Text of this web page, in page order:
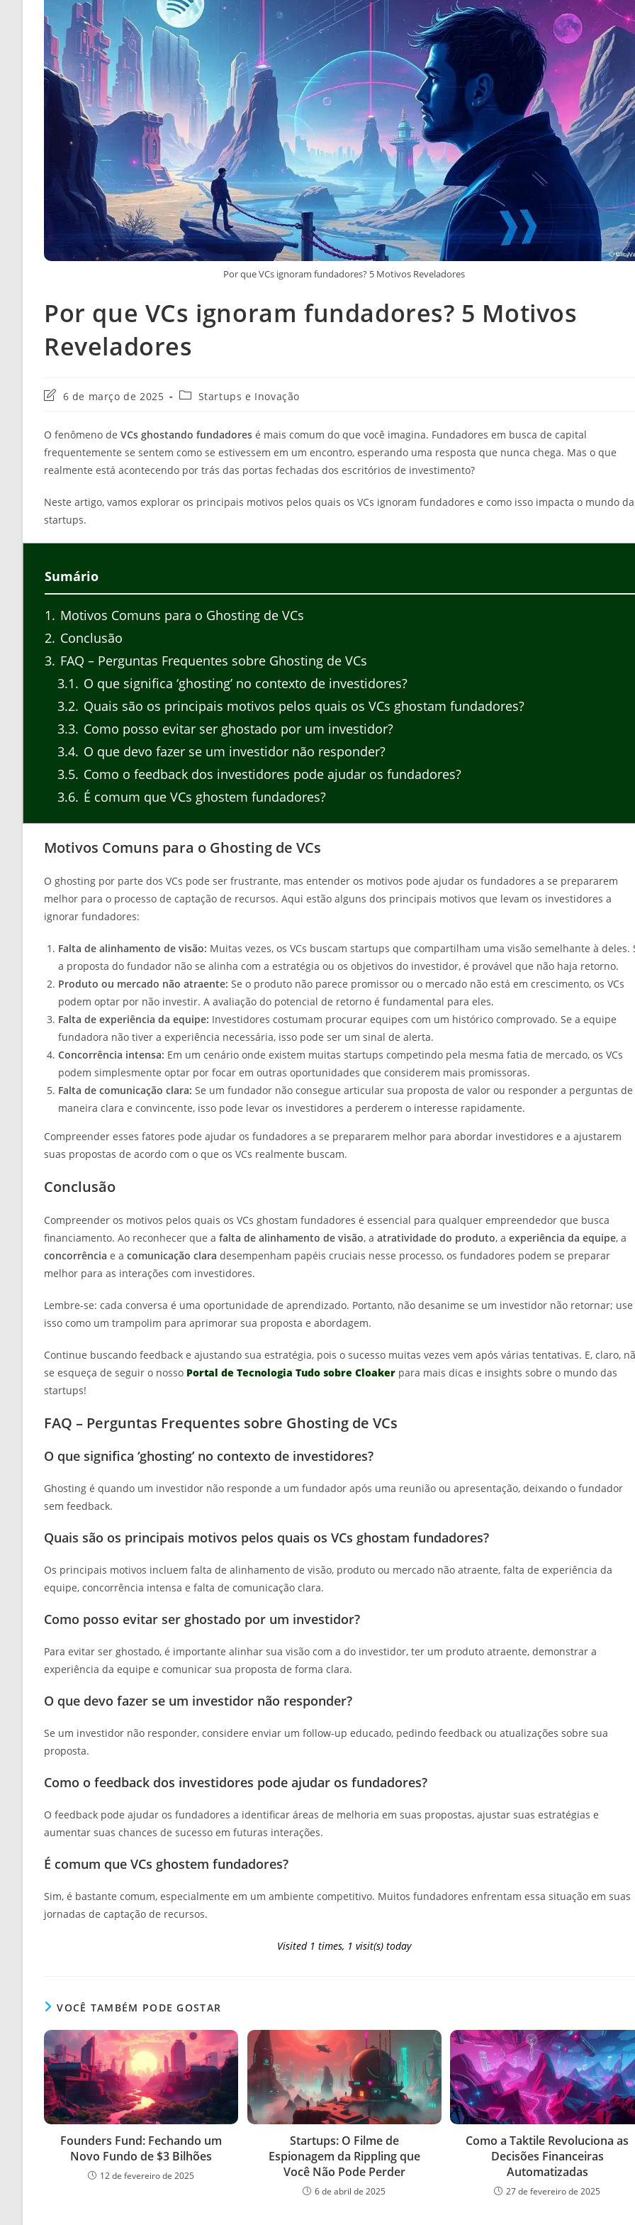
Por que VCs ignoram fundadores? 5 Motivos Reveladores
Por que VCs ignoram fundadores? 5 Motivos
Reveladores
Última
post:
6 de março de 2025
Categoria
Startups e Inovação
O fenômeno de VCs ghostando fundadores é mais comum do que você imagina. Fundadores em busca de capital
frequentemente se sentem como se estivessem em um encontro, esperando uma resposta que nunca chega. Mas o que
realmente está acontecendo por trás das portas fechadas dos escritórios de investimento?
Neste artigo, vamos explorar os principais motivos pelos quais os VCs ignoram fundadores e como isso impacta o mundo
startups.
Sumário
1
Motivos Comuns para o Ghosting de VCs
2 Conclusão
3 FAQ – Perguntas Frequentes sobre Ghosting de VCs
3.1
O que significa ‘ghosting’ no contexto de investidores?
3.2 Quais são os principais motivos pelos quais os VCs ghostam fundadores?
3.3 Como posso evitar ser ghostado por um investidor?
3.4 O que devo fazer se um investidor não responder?
3.5 Como o feedback dos investidores pode ajudar os fundadores?
3.6 É comum que VCs ghostem fundadores?
Motivos Comuns para o Ghosting de VCs
O ghosting por parte dos VCs pode ser frustrante, mas entender os motivos pode ajudar os fundadores a se prepararem
melhor para o processo de captação de recursos. Aqui estão alguns dos principais motivos que levam os investidores a
ignorar fundadores:
Falta de alinhamento de visão: Muitas vezes, os VCs buscam startups que compartilham uma visão semelhante à deles.
a proposta do fundador não se alinha com a estratégia ou os objetivos do investidor, é provável que não haja retorno.
Produto ou mercado não atraente: Se o produto não parece promissor ou o mercado não está em crescimento, os VCs
podem optar por não investir. A avaliação do potencial de retorno é fundamental para eles.
Falta de experiência da equipe: Investidores costumam procurar equipes com um histórico comprovado. Se a equipe
fundadora não tiver a experiência necessária, isso pode ser um sinal de alerta.
Concorrência intensa: Em um cenário onde existem muitas startups competindo pela mesma fatia de mercado, os VCs
podem simplesmente optar por focar em outras oportunidades que considerem mais promissoras.
Falta de comunicação clara: Se um fundador não consegue articular sua proposta de valor ou responder a perguntas de
maneira clara e convincente, isso pode levar os investidores a perderem o interesse rapidamente.
Compreender esses fatores pode ajudar os fundadores a se prepararem melhor para abordar investidores e a ajustarem
suas propostas de acordo com o que os VCs realmente buscam.
Conclusão
Compreender os motivos pelos quais os VCs ghostam fundadores é essencial para qualquer empreendedor que busca
financiamento. Ao reconhecer que a falta de alinhamento de visão, a atratividade do produto, a experiência da equipe, a
concorrência e a comunicação clara desempenham papéis cruciais nesse processo, os fundadores podem se preparar
melhor para as interações com investidores.
Lembre-se: cada conversa é uma oportunidade de aprendizado. Portanto, não desanime se um investidor não retornar; use
isso como um trampolim para aprimorar sua proposta e abordagem.
Continue buscando feedback e ajustando sua estratégia, pois o sucesso muitas vezes vem após várias tentativas. E, claro,
se esqueça de seguir o nosso Portal de Tecnologia Tudo sobre Cloaker para mais dicas e insights sobre o mundo das
startups!
FAQ – Perguntas Frequentes sobre Ghosting de VCs
O que significa ‘ghosting’ no contexto de investidores?
Ghosting é quando um investidor não responde a um fundador após uma reunião ou apresentação, deixando o fundador
sem feedback.
Quais são os principais motivos pelos quais os VCs ghostam fundadores?
Os principais motivos incluem falta de alinhamento de visão, produto ou mercado não atraente, falta de experiência da
equipe, concorrência intensa e falta de comunicação clara.
Como posso evitar ser ghostado por um investidor?
Para evitar ser ghostado, é importante alinhar sua visão com a do investidor, ter um produto atraente, demonstrar a
experiência da equipe e comunicar sua proposta de forma clara.
O que devo fazer se um investidor não responder?
Se um investidor não responder, considere enviar um follow-up educado, pedindo feedback ou atualizações sobre sua
proposta.
Como o feedback dos investidores pode ajudar os fundadores?
O feedback pode ajudar os fundadores a identificar áreas de melhoria em suas propostas, ajustar suas estratégias e
aumentar suas chances de sucesso em futuras interações.
É comum que VCs ghostem fundadores?
Sim, é bastante comum, especialmente em um ambiente competitivo. Muitos fundadores enfrentam essa situação em suas
jornadas de captação de recursos.
Visited 1 times, 1 visit(s) today
VOCÊ TAMBÉM PODE GOSTAR
Founders Fund: Fechando um
Novo Fundo de $3 Bilhões
12 de fevereiro de 2025
Startups: O Filme de
Espionagem da Rippling que
Você Não Pode Perder
6 de abril de 2025
Como a Taktile Revoluciona as
Decisões Financeiras
Automatizadas
27 de fevereiro de 2025